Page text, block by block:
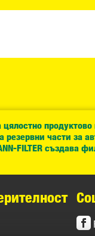
цялостно
резервни части за
FILTER създава